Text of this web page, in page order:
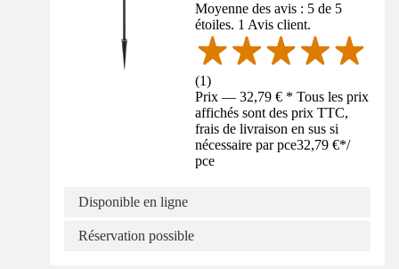
Moyenne des avis : 5 de 5
étoiles. 1 Avis client.
(1)
Prix — 32,79 € * Tous les prix
affichés sont des prix TTC,
frais de livraison en sus si
nécessaire par pce32,79 €*/
pce
Disponible en ligne
Réservation possible